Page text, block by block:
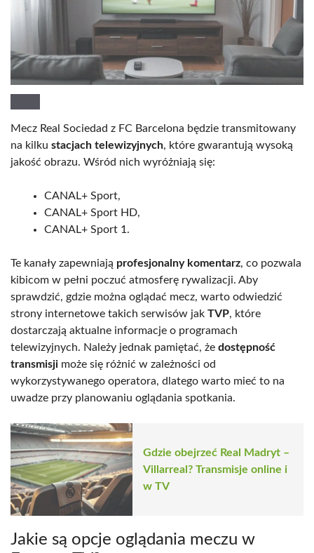
Mecz Real Sociedad z FC Barcelona będzie transmitowany
na kilku stacjach telewizyjnych, które gwarantują wysoką
jakość obrazu. Wśród nich wyróżniają się:
CANAL+ Sport,
CANAL+ Sport HD,
CANAL+ Sport 1.
Te kanały zapewniają profesjonalny komentarz, co pozwala
kibicom w pełni poczuć atmosferę rywalizacji. Aby
sprawdzić, gdzie można oglądać mecz, warto odwiedzić
strony internetowe takich serwisów jak TVP, które
dostarczają aktualne informacje o programach
telewizyjnych. Należy jednak pamiętać, że dostępność
transmisji może się różnić w zależności od
wykorzystywanego operatora, dlatego warto mieć to na
uwadze przy planowaniu oglądania spotkania.
Gdzie obejrzeć Real Madryt –
Villarreal? Transmisje online i
w TV
Jakie są opcje oglądania meczu w